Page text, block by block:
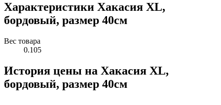
Характеристики Хакасия XL,
бордовый, размер 40см
Вес товара
0.105
История цены на Хакасия XL,
бордовый, размер 40см